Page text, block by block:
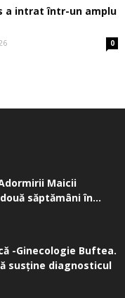
a intrat într-un amplu
0
Maicii
săptămâni în...
-Ginecologie Buftea.
susţine diagnosticul